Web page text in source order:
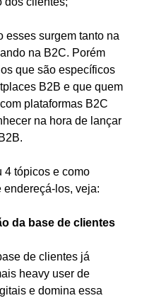
esses surgem tanto na
na B2C. Porém
que são específicos
B2B e que quem
plataformas B2C
na hora de lançar
4 tópicos e como
endereçá-los, veja:
da base de clientes
de clientes já
heavy user de
e domina essa